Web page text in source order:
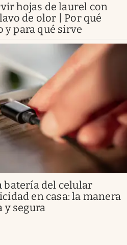
hojas de laurel con
de olor | Por qué
para qué sirve
batería del celular
en casa: la manera
y segura